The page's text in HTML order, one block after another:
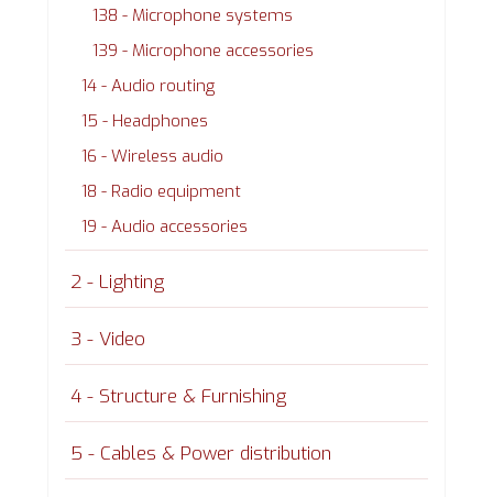
138 - Microphone systems
139 - Microphone accessories
14 - Audio routing
15 - Headphones
16 - Wireless audio
18 - Radio equipment
19 - Audio accessories
2 - Lighting
3 - Video
4 - Structure & Furnishing
5 - Cables & Power distribution